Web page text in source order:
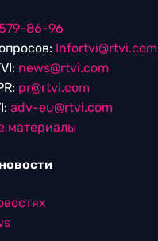
86-96
Infortvi@rtvi.com
news@rtvi.com
pr@rtvi.com
adv-eu@rtvi.com
материалы